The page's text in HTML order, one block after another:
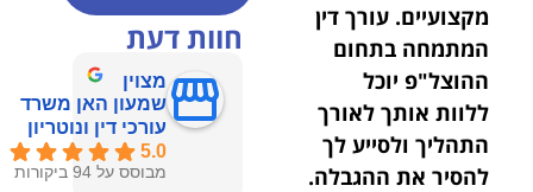
מקצועיים. עורך דין
המתמחה בתחום
ההוצל"פ יוכל
ללוות אותך לאורך
התהליך ולסייע לך
להסיר את ההגבלה.
חוות דעת
מצוין
שמעון האן משרד
עורכי דין ונוטריון
5.0
מבוסס על 94 ביקורות